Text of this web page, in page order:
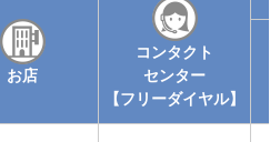
お店
コンタクト
センター
【フリーダイヤル】